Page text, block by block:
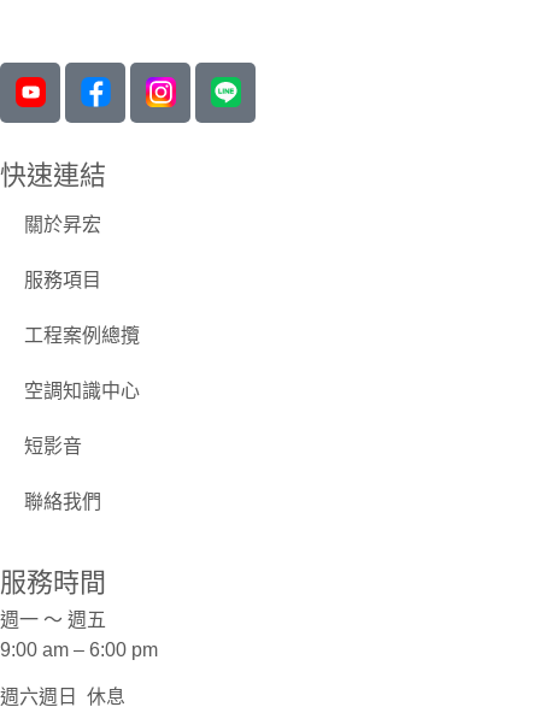
快速連結
關於昇宏
服務項目
工程案例總攬
空調知識中心
短影音
聯絡我們
服務時間
週一 ～ 週五
9:00 am – 6:00 pm
週六週日 休息